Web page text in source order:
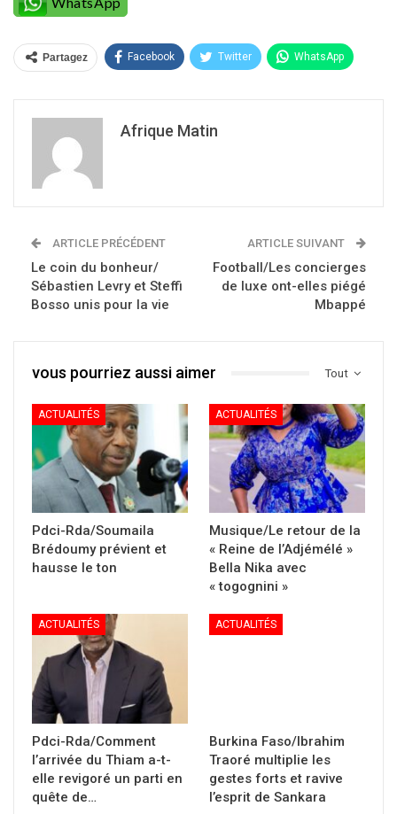
Partagez Facebook Twitter WhatsApp
Afrique Matin
ARTICLE PRÉCÉDENT
Le coin du bonheur/
Sébastien Levry et Steffi
Bosso unis pour la vie
ARTICLE SUIVANT
Football/Les concierges
de luxe ont-elles piégé
Mbappé
Tout
vous pourriez aussi aimer
ACTUALITÉS
Pdci-Rda/Soumaila
Brédoumy prévient et
hausse le ton
ACTUALITÉS
Musique/Le retour de la
« Reine de l’Adjémélé »
Bella Nika avec
« togognini »
ACTUALITÉS
Pdci-Rda/Comment
l’arrivée du Thiam a-t-
elle revigoré un parti en
quête de…
ACTUALITÉS
Burkina Faso/Ibrahim
Traoré multiplie les
gestes forts et ravive
l’esprit de Sankara